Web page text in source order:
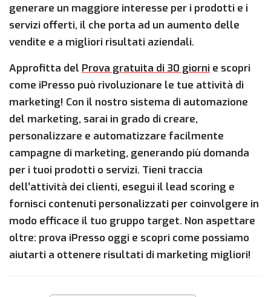
generare un maggiore interesse per i prodotti e i
servizi offerti, il che porta ad un aumento delle
vendite e a migliori risultati aziendali.
Approfitta del Prova gratuita di 30 giorni e scopri
come iPresso può rivoluzionare le tue attività di
marketing! Con il nostro sistema di automazione
del marketing, sarai in grado di creare,
personalizzare e automatizzare facilmente
campagne di marketing, generando più domanda
per i tuoi prodotti o servizi. Tieni traccia
dell’attività dei clienti, esegui il lead scoring e
fornisci contenuti personalizzati per coinvolgere in
modo efficace il tuo gruppo target. Non aspettare
oltre: prova iPresso oggi e scopri come possiamo
aiutarti a ottenere risultati di marketing migliori!